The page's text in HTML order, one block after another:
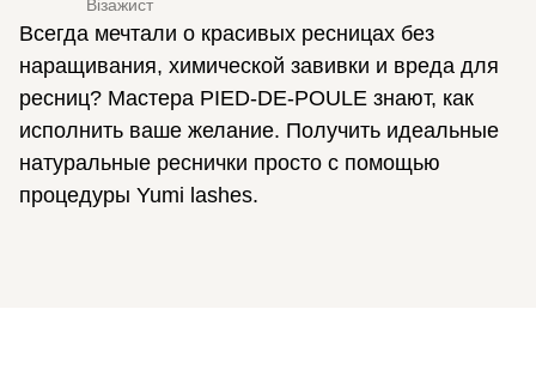
Візажист
Всегда мечтали о красивых ресницах без
наращивания, химической завивки и вреда для
ресниц? Мастера PIED-DE-POULE знают, как
исполнить ваше желание. Получить идеальные
натуральные реснички просто с помощью
процедуры Yumi lashes.